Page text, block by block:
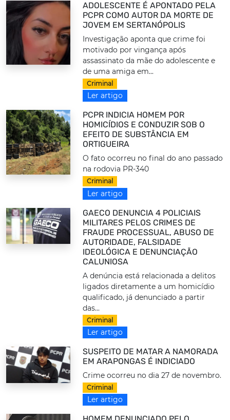
ADOLESCENTE É APONTADO PELA
PCPR COMO AUTOR DA MORTE DE
JOVEM EM SERTANÓPOLIS
Investigação aponta que crime foi
motivado por vingança após
assassinato da mãe do adolescente e
de uma amiga em...
Criminal
Ler artigo
PCPR INDICIA HOMEM POR
HOMICÍDIOS E CONDUZIR SOB O
EFEITO DE SUBSTÂNCIA EM
ORTIGUEIRA
O fato ocorreu no final do ano passado
na rodovia PR-340
Criminal
Ler artigo
GAECO DENUNCIA 4 POLICIAIS
MILITARES PELOS CRIMES DE
FRAUDE PROCESSUAL, ABUSO DE
AUTORIDADE, FALSIDADE
IDEOLÓGICA E DENUNCIAÇÃO
CALUNIOSA
A denúncia está relacionada a delitos
ligados diretamente a um homicídio
qualificado, já denunciado a partir
das...
Criminal
Ler artigo
SUSPEITO DE MATAR A NAMORADA
EM ARAPONGAS É INDICIADO
Crime ocorreu no dia 27 de novembro.
Criminal
Ler artigo